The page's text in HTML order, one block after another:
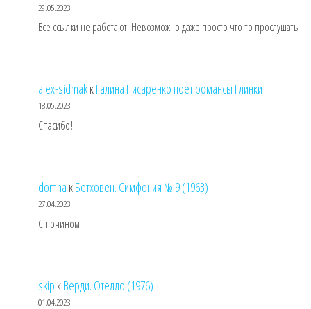
29.05.2023
Все ссылки не работают. Невозможно даже просто что-то прослушать.
alex-sidmakкГалина Писаренко поет романсы Глинки
18.05.2023
Спасибо!
domna кБетховен. Симфония № 9 (1963)
27.04.2023
С почином!
skip кВерди. Отелло (1976)
01.04.2023